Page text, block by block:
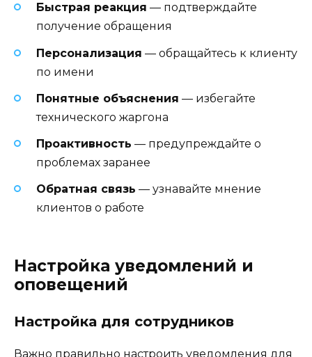
Быстрая реакция — подтверждайте
получение обращения
Персонализация — обращайтесь к клиенту
по имени
Понятные объяснения — избегайте
технического жаргона
Проактивность — предупреждайте о
проблемах заранее
Обратная связь — узнавайте мнение
клиентов о работе
Настройка уведомлений и
оповещений
Настройка для сотрудников
Важно правильно настроить уведомления для